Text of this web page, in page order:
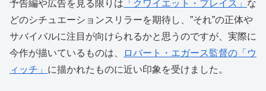
予告編や広告を見る限りは 「クワイエット・プレイス」 な
どのシチュエーションスリラーを期待し、”それ”の正体や
サバイバルに注目が向けられるかと思うのですが、実際に
今作が描いているものは、
ロバート・エガース監督の「ウ
ィッチ」 に描かれたものに近い印象を受けました。